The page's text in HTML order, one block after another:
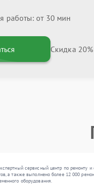
работы: от 30 мин
Скидка
сервисный центр по ремонту
а также выполнено более 12 000
оборудования.